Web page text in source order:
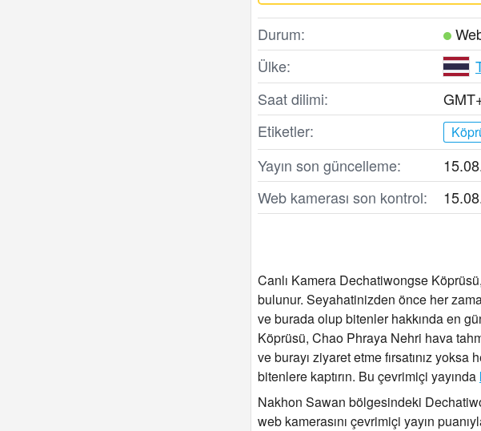
Durum:
Ülke:
Saat dilimi:
Etiketler:
Yayın son güncelleme:
Web kamerası son kontrol:
Canlı Kamera Dechatiwongse
bulunur. Seyahatinizden önce her
ve burada olup bitenler hakkında en
Köprüsü, Chao Phraya Nehri hava
ve burayı ziyaret etme fırsatınız
bitenlere kaptırın. Bu çevrimiçi yayında
Nakhon Sawan bölgesindeki
web kamerasını çevrimiçi yayın